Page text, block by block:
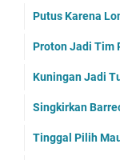
Putus Karena
Proton Jadi Tim
Kuningan Jadi
Singkirkan
Tinggal Pilih